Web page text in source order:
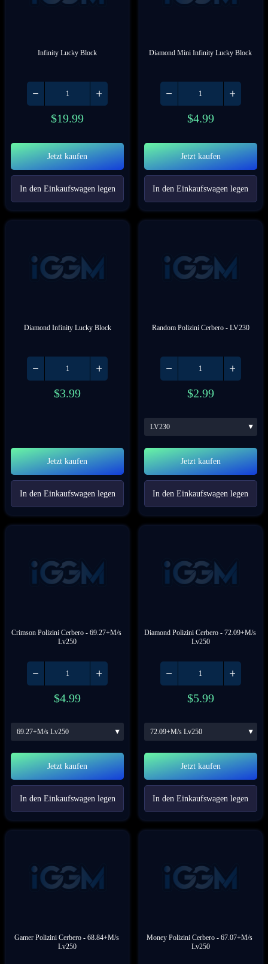
Infinity Lucky Block
$19.99
Jetzt kaufen
In den Einkaufswagen legen
Diamond Mini Infinity Lucky Block
$4.99
Jetzt kaufen
In den Einkaufswagen legen
Diamond Infinity Lucky Block
$3.99
Jetzt kaufen
In den Einkaufswagen legen
Random Polizini Cerbero - LV230
$2.99
LV230
Jetzt kaufen
In den Einkaufswagen legen
Crimson Polizini Cerbero - 69.27+M/s
Lv250
$4.99
69.27+M/s Lv250
Jetzt kaufen
In den Einkaufswagen legen
Diamond Polizini Cerbero - 72.09+M/s
Lv250
$5.99
72.09+M/s Lv250
Jetzt kaufen
In den Einkaufswagen legen
Gamer Polizini Cerbero - 68.84+M/s
Lv250
Money Polizini Cerbero - 67.07+M/s
Lv250